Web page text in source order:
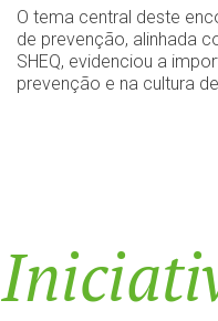
O tema central deste
de prevenção, alinhada
SHEQ, evidenciou a
prevenção e na cultura